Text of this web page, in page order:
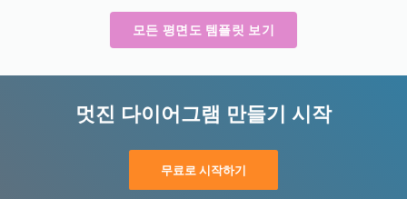
모든 평면도 템플릿 보기
멋진 다이어그램 만들기 시작
무료로 시작하기